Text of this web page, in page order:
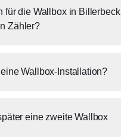
für die Wallbox in Billerbeck
Zähler?
Wallbox-Installation?
eine zweite Wallbox